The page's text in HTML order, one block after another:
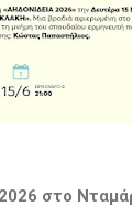
στο